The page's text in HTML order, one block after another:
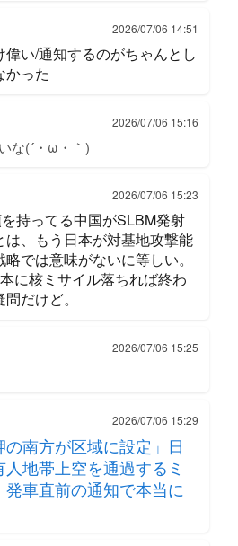
2026/07/06 14:51
い/通知するのがちゃんとし
かった
2026/07/06 15:16
な(´・ω・｀)
2026/07/06 15:23
持ってる中国がSLBM発射
は、もう日本が対基地攻撃能
では意味がないに等しい。
に核ミサイル落ちれば終わ
だけど。
2026/07/06 15:25
2026/07/06 15:29
の南方が区域に設定」日
地帯上空を通過するミ
車直前の通知で本当に